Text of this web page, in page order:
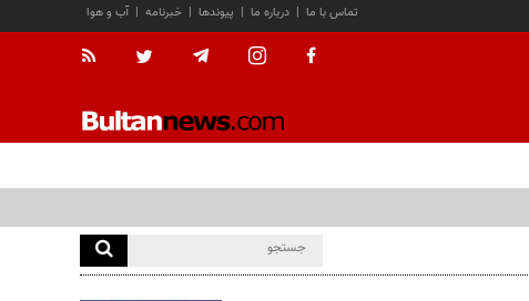
آب و هوا | خبرنامه | پیوندها | درباره ما | تماس با ما